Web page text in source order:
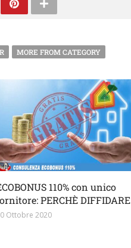
MORE FROM CATEGORY
110% con unico
PERCHÈ DIFFIDARE
Ottobre 2020